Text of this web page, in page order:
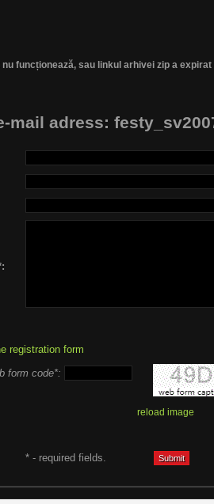
funcționează, sau linkul arhivei zip a
mail adress:
registration form
form code*:
reload image
* - required fields.